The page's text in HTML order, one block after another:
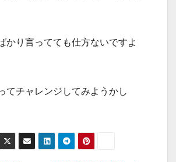
かり言ってても仕方ないですよ
てチャレンジしてみようかし